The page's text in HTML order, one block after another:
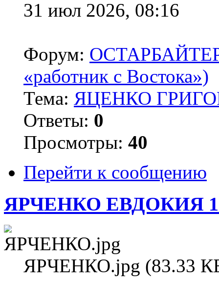
31 июл 2026, 08:16
Форум:
«работник с Востока»)
Тема: ЯЦЕНКО
Ответы: 0
Просмотры: 40
Перейти к сообщению
ЯРЧЕНКО ЕВДОКИЯ
ЯРЧЕНКО.jpg (83.33